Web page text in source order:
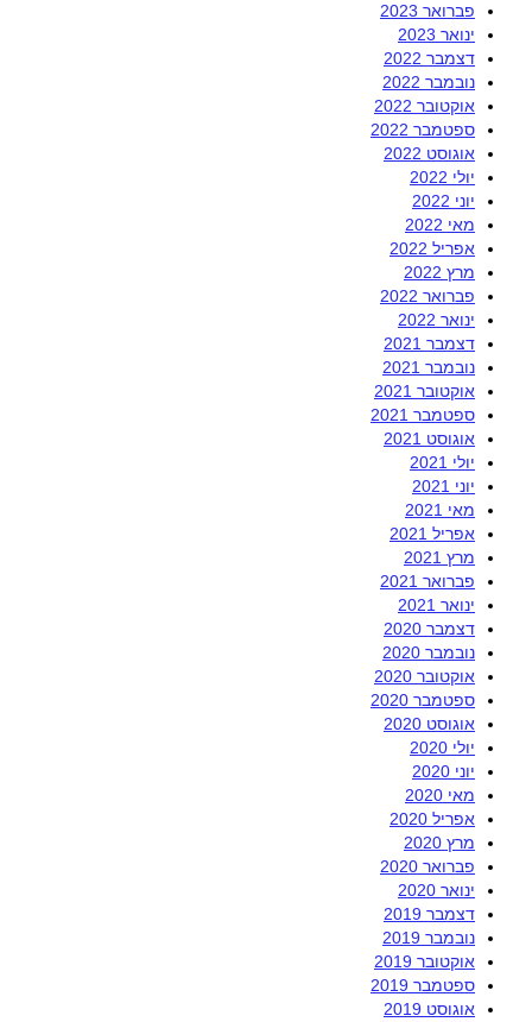
פברואר 2023
ינואר 2023
דצמבר 2022
נובמבר 2022
אוקטובר 2022
ספטמבר 2022
אוגוסט 2022
יולי 2022
יוני 2022
מאי 2022
אפריל 2022
מרץ 2022
פברואר 2022
ינואר 2022
דצמבר 2021
נובמבר 2021
אוקטובר 2021
ספטמבר 2021
אוגוסט 2021
יולי 2021
יוני 2021
מאי 2021
אפריל 2021
מרץ 2021
פברואר 2021
ינואר 2021
דצמבר 2020
נובמבר 2020
אוקטובר 2020
ספטמבר 2020
אוגוסט 2020
יולי 2020
יוני 2020
מאי 2020
אפריל 2020
מרץ 2020
פברואר 2020
ינואר 2020
דצמבר 2019
נובמבר 2019
אוקטובר 2019
ספטמבר 2019
אוגוסט 2019